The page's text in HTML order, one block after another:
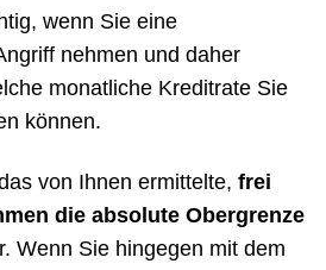
wenn Sie eine
nehmen und daher
monatliche Kreditrate Sie
können.
von Ihnen ermittelte, frei
die absolute Obergrenze
Wenn Sie hingegen mit dem